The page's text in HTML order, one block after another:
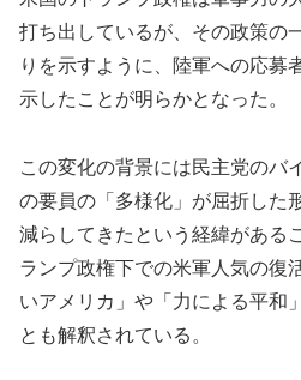
打ち出しているが、その政策の
りを示すように、陸軍への応募
示したことが明らかとなった。
この変化の背景には民主党のバ
の要員の「多様化」が屈折した
減らしてきたという経緯がある
ランプ政権下での米軍人気の復
いアメリカ」や「力による平和
とも解釈されている。